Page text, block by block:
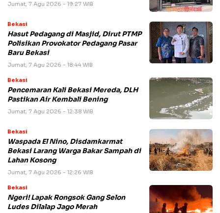
Jumat, 7 Agu 2026 - 19:27 WIB
Bekasi
Hasut Pedagang di Masjid, Dirut PTMP
Polisikan Provokator Pedagang Pasar
Baru Bekasi
Jumat, 7 Agu 2026 - 18:44 WIB
Bekasi
Pencemaran Kali Bekasi Mereda, DLH
Pastikan Air Kembali Bening
Jumat, 7 Agu 2026 - 12:38 WIB
Bekasi
Waspada El Nino, Disdamkarmat
Bekasi Larang Warga Bakar Sampah di
Lahan Kosong
Jumat, 7 Agu 2026 - 12:26 WIB
Bekasi
Ngeri! Lapak Rongsok Gang Selon
Ludes Dilalap Jago Merah